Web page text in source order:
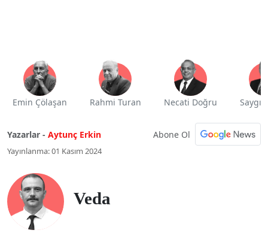
Emin Çölaşan Rahmi Turan Necati Doğru Saygı
Yazarlar - Aytunç Erkin Abone Ol
Yayınlanma: 01 Kasım 2024
Veda